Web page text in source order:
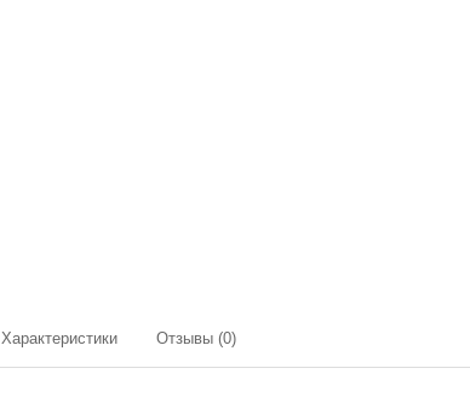
Характеристики Отзывы (0)